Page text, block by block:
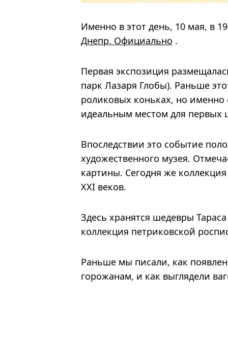
Именно в этот день, 10 мая, в
Днепр. Официально .
Первая экспозиция
парк Лазаря Глобы). Раньше
роликовых коньках, но
идеальным местом для первых
Впоследствии это событие
художественного музея.
картины. Сегодня же
XXI веков.
Здесь хранятся шедевры
коллекция петриковской
Раньше мы писали, как
горожанам, и как выглядели